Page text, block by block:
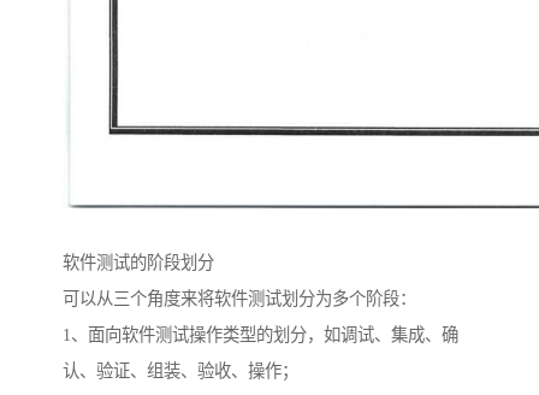
软件测试的阶段划分
可以从三个角度来将软件测试划分为多个阶段：
1、面向软件测试操作类型的划分，如调试、集成、确
认、验证、组装、验收、操作；